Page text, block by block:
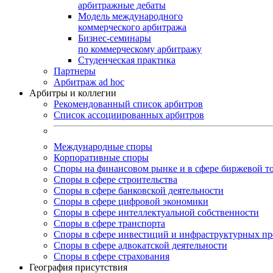
арбитражные дебаты
Модель международного
коммерческого арбитража
Бизнес-семинары
по коммерческому арбитражу
Студенческая практика
Партнеры
Арбитраж ad hoc
Арбитры и коллегии
Рекомендованный список арбитров
Список ассоциированных арбитров
Международные споры
Корпоративные споры
Споры на финансовом рынке и в сфере биржевой
Споры в сфере строительства
Споры в сфере банковской деятельности
Споры в сфере цифровой экономики
Споры в сфере интеллектуальной собственности
Споры в сфере транспорта
Cпоры в сфере инвестиций и инфраструктурных
Споры в сфере адвокатской деятельности
Споры в сфере страхования
География присутствия